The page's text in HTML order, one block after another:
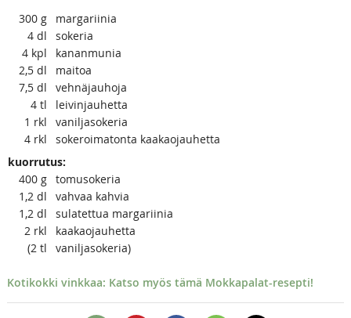
300 g
margariinia
4 dl
sokeria
4 kpl
kananmunia
2,5 dl
maitoa
7,5 dl
vehnäjauhoja
4 tl
leivinjauhetta
1 rkl
vaniljasokeria
4 rkl
sokeroimatonta kaakaojauhetta
kuorrutus:
400 g tomusokeria
1,2 dl
vahvaa kahvia
1,2 dl
sulatettua margariinia
2 rkl
kaakaojauhetta
(2 tl vaniljasokeria)
Kotikokki vinkkaa: Katso myös tämä Mokkapalat-resepti!